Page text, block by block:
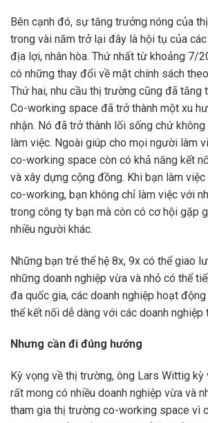
Bên cạnh đó, sự tăng trưởng nóng của
trong vài năm trở lại đây là hội tụ của
địa lợi, nhân hòa. Thứ nhất từ khoảng 7/
có những thay đổi về mặt chính sách
Thứ hai, nhu cầu thị trường cũng đã tăng
Co-working space đã trở thành một xu
nhận. Nó đã trở thành lối sống chứ
làm việc. Ngoài giúp cho mọi người làm
co-working space còn có khả năng kết
và xây dựng cộng đồng. Khi bạn làm
co-working, bạn không chỉ làm việc với
trong công ty bạn mà còn có cơ hội gặp
nhiều người khác.
Những bạn trẻ thế hệ 8x, 9x có thể giao
những doanh nghiệp vừa và nhỏ có thể
đa quốc gia, các doanh nghiệp hoạt
thể kết nối dễ dàng với các doanh nghiệp
Nhưng cần đi đúng hướng
Kỳ vọng về thị trường, ông Lars Wittig kỳ
rất mong có nhiều doanh nghiệp vừa và
tham gia thị trường co-working space vì